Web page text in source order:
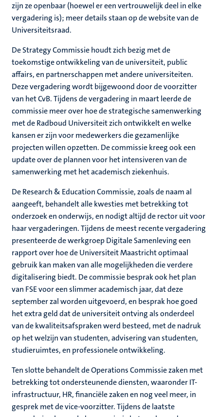
zijn ze openbaar (hoewel er een vertrouwelijk deel in elke
vergadering is); meer details staan op de website van de
Universiteitsraad.
De Strategy Commissie houdt zich bezig met de
toekomstige ontwikkeling van de universiteit, public
affairs, en partnerschappen met andere universiteiten.
Deze vergadering wordt bijgewoond door de voorzitter
van het CvB. Tijdens de vergadering in maart leerde de
commissie meer over hoe de strategische samenwerking
met de Radboud Universiteit zich ontwikkelt en welke
kansen er zijn voor medewerkers die gezamenlijke
projecten willen opzetten. De commissie kreeg ook een
update over de plannen voor het intensiveren van de
samenwerking met het academisch ziekenhuis.
De Research & Education Commissie, zoals de naam al
aangeeft, behandelt alle kwesties met betrekking tot
onderzoek en onderwijs, en nodigt altijd de rector uit voor
haar vergaderingen. Tijdens de meest recente vergadering
presenteerde de werkgroep Digitale Samenleving een
rapport over hoe de Universiteit Maastricht optimaal
gebruik kan maken van alle mogelijkheden die verdere
digitalisering biedt. De commissie besprak ook het plan
van FSE voor een slimmer academisch jaar, dat deze
september zal worden uitgevoerd, en besprak hoe goed
het extra geld dat de universiteit ontving als onderdeel
van de kwaliteitsafspraken werd besteed, met de nadruk
op het welzijn van studenten, advisering van studenten,
studieruimtes, en professionele ontwikkeling.
Ten slotte behandelt de Operations Commissie zaken met
betrekking tot ondersteunende diensten, waaronder IT-
infrastructuur, HR, financiële zaken en nog veel meer, in
gesprek met de vice-voorzitter. Tijdens de laatste